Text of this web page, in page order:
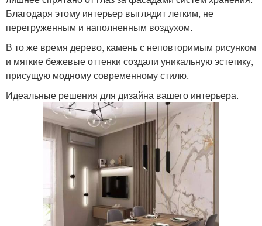
Благодаря этому интерьер выглядит легким, не
перегруженным и наполненным воздухом.
В то же время дерево, камень с неповторимым рисунком
и мягкие бежевые оттенки создали уникальную эстетику,
присущую модному современному стилю.
Идеальные решения для дизайна вашего интерьера.